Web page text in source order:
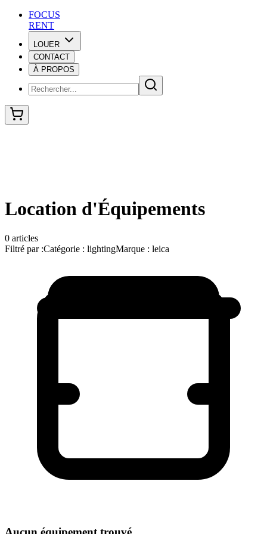
FOCUS
RENT
LOUER
CONTACT
À PROPOS
C
S
RENT
Location d'Équipements
0 articles
Filtré par :Catégorie : lightingMarque : leica